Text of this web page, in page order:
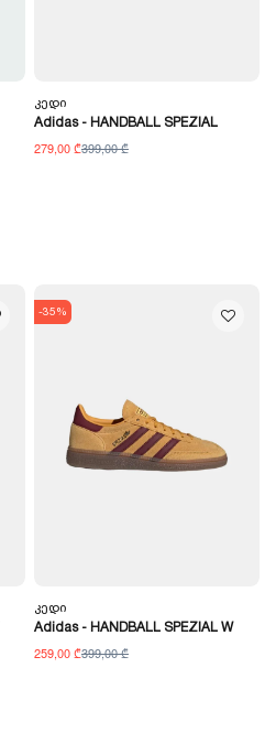
Კედი
Adidas - HANDBALL SPEZIAL
279,00 ₾399,00 ₾
-35%
Კედი
Adidas - HANDBALL SPEZIAL W
259,00 ₾399,00 ₾